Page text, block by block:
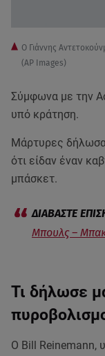
Ο Γιάννης
(AP Images)
Σύμφωνα με την
υπό κράτηση.
Μάρτυρες
ότι είδαν έναν
μπάσκετ.
Μπουλς –
Τι δήλωσε
Ο Bill Reinemann,